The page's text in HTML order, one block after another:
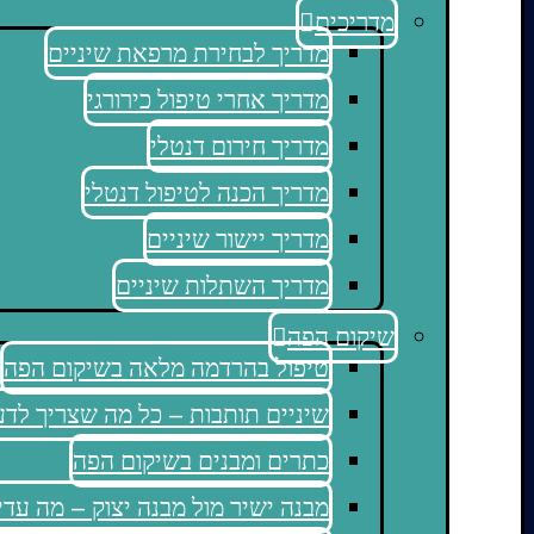
מדריכים
מדריך לבחירת מרפאת שיניים
מדריך אחרי טיפול כירורגי
מדריך חירום דנטלי
מדריך הכנה לטיפול דנטלי
מדריך יישור שיניים
מדריך השתלות שיניים
שיקום הפה
טיפול בהרדמה מלאה בשיקום הפה
שיניים תותבות – כל מה שצריך
כתרים ומבנים בשיקום הפה
מבנה ישיר מול מבנה יצוק – מה